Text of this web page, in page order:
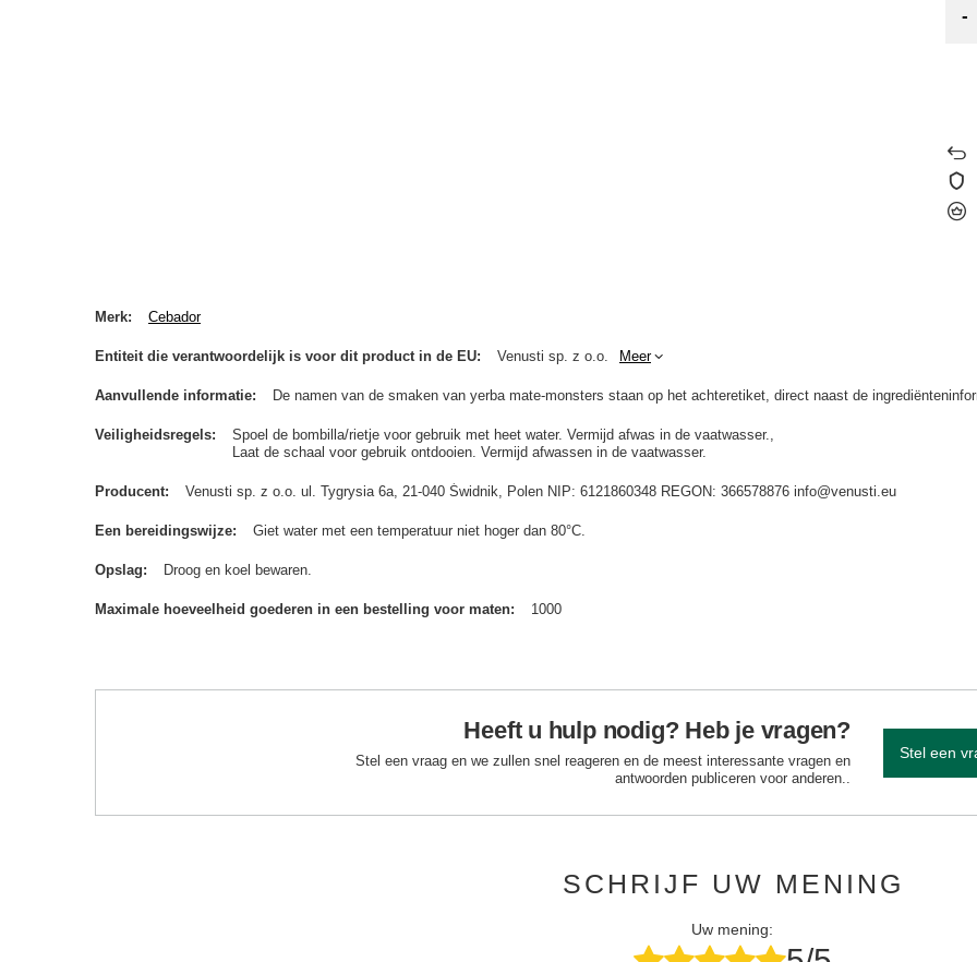
-
Merk Cebador
Entiteit die verantwoordelijk is voor dit product in de EU Venusti sp. z o.o. Meer
Aanvullende informatie De namen van de smaken van yerba mate-monsters staan op het achteretiket, direct naast de
Veiligheidsregels
Spoel de bombilla/rietje voor gebruik met heet water. Vermijd afwas in de vaatwasser.
Laat de schaal voor gebruik ontdooien. Vermijd afwassen in de vaatwasser.
Producent Venusti sp. z o.o. ul. Tygrysia 6a, 21-040 Świdnik, Polen NIP: 6121860348 REGON: 366578876 info@venusti.eu
Een bereidingswijze Giet water met een temperatuur niet hoger dan 80°C.
Opslag Droog en koel bewaren.
Maximale hoeveelheid goederen in een bestelling voor maten 1000
Heeft u hulp nodig? Heb je vragen?
Stel een vraag en we zullen snel reageren en de meest interessante vragen en
antwoorden publiceren voor anderen..
Stel een
SCHRIJF UW MENING
Uw mening: